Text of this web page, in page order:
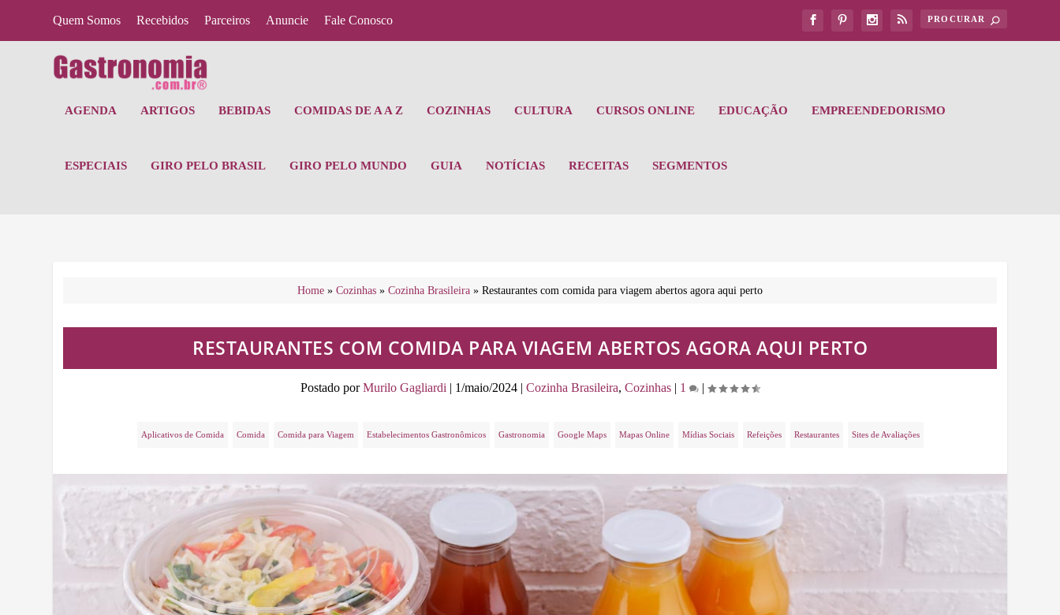
Quem Somos Recebidos Parceiros Anuncie Fale Conosco
AGENDA ARTIGOS BEBIDAS COMIDAS DE A A Z COZINHAS CULTURA CURSOS ONLINE EDUCAÇÃO EMPREENDEDORISMO
ESPECIAIS GIRO PELO BRASIL GIRO PELO MUNDO GUIA NOTÍCIAS RECEITAS SEGMENTOS
Home » Cozinhas » Cozinha Brasileira » Restaurantes com comida para viagem abertos agora aqui perto
RESTAURANTES COM COMIDA PARA VIAGEM ABERTOS AGORA AQUI PERTO
Postado porMurilo Gagliardi | 1/maio/2024 | Cozinha Brasileira, Cozinhas | 1 |
Aplicativos de Comida Comida Comida para Viagem Estabelecimentos Gastronômicos Gastronomia Google Maps Mapas Online Mídias Sociais Refeições Restaurantes Sites de Avaliações